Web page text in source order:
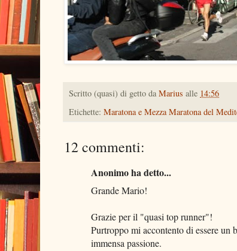
Scritto (quasi) di getto da Marius alle 14:56
Etichette: Maratona e Mezza Maratona del
12 commenti:
Anonimo ha detto...
Grande Mario!
Grazie per il "quasi top runner"!
Purtroppo mi accontento di essere un
immensa passione.